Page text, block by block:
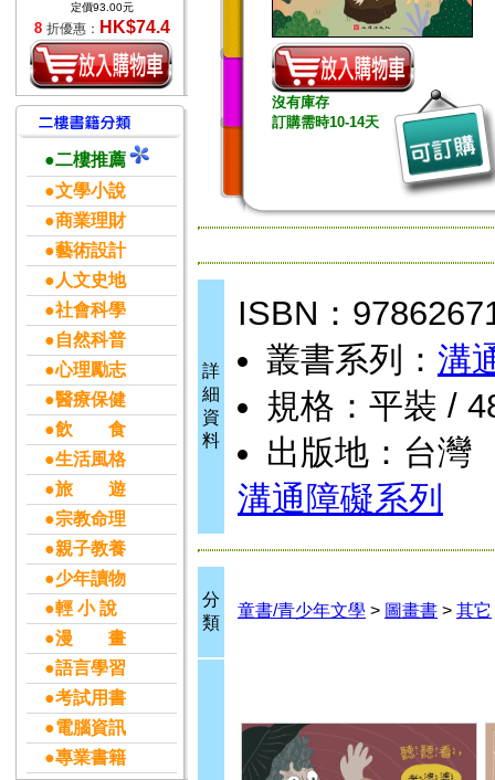
定價93.00元
8 折優惠： HK$74.4
●二樓推薦
●文學小說
●商業理財
●藝術設計
●人文史地
●社會科學
●自然科普
●心理勵志
●醫療保健
●飲 食
●生活風格
●旅 遊
●宗教命理
●親子教養
●少年讀物
●輕 小 說
●漫 畫
●語言學習
●考試用書
●電腦資訊
●專業書籍
沒有庫存
訂購需時10-14天
詳
細
資
料
ISBN：
叢書系列： 溝
規格：平裝 /
出版地：台灣
溝通障礙系列
分
類
童書/青少年文學 > 圖畫書 > 其它